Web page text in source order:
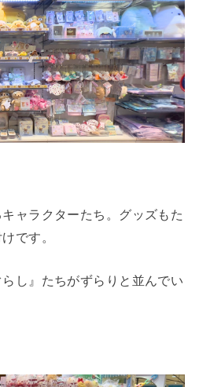
ャラクターたち。グッズもた
です。
し』たちがずらりと並んでい